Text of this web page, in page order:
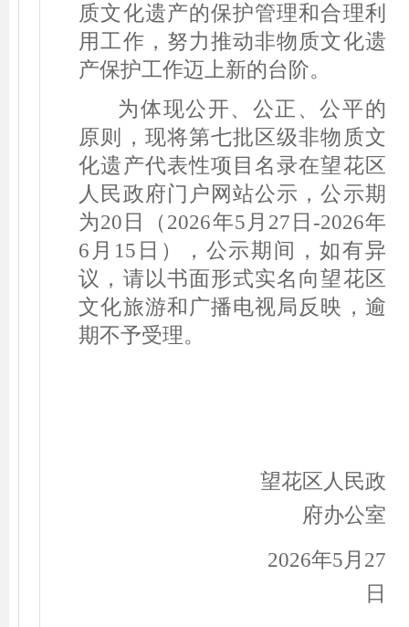
质文化遗产的保护管理和合理利
用工作，努力推动非物质文化遗
产保护工作迈上新的台阶。
为体现公开、公正、公平的
原则，现将第七批区级非物质文
化遗产代表性项目名录在望花区
人民政府门户网站公示，公示期
为20 日 （ 2026年5 月 27 日 -2026年
6 月 1 5 日 ）
，公示期间，如有异
议，请以书面形式实名向望花 区
文化旅游和广播电视局反映，逾
期不予受理。
望花区人民政
府办公室
2026年5 月 27
日